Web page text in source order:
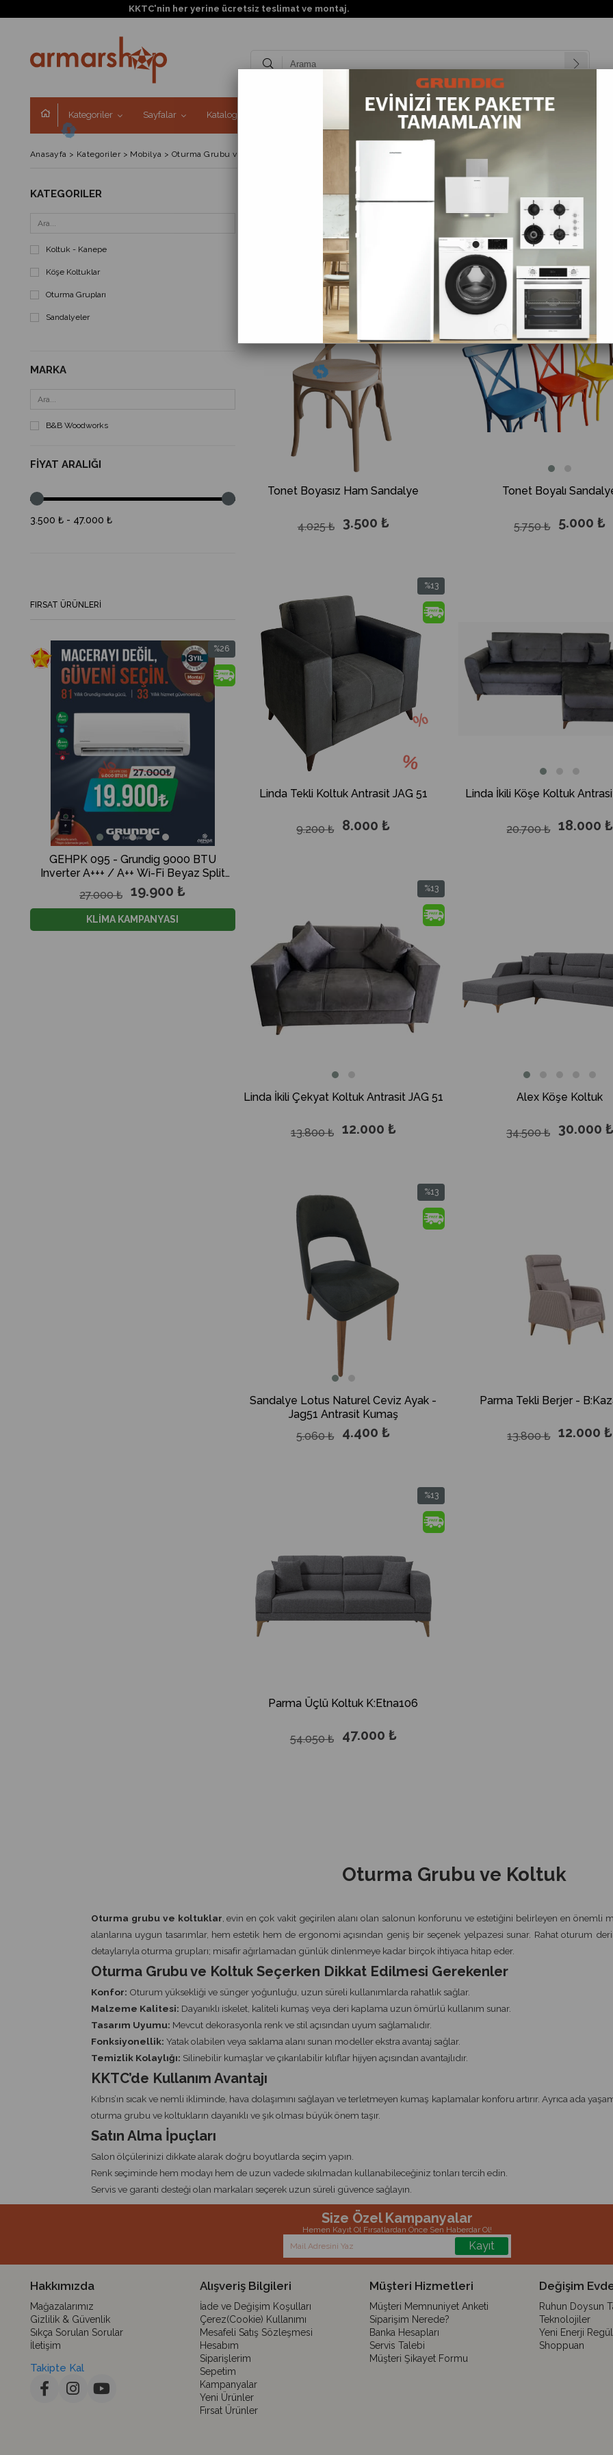
Kategoriler Sayfalar Kataloglar Teknolojiler Müşteri Hizmetleri
Anasayfa > Kategoriler> Mobilya > Oturma Grubu ve Koltuk
KATEGORILER
Koltuk - Kanepe
Köşe Koltuklar
Oturma Grupları
Sandalyeler
MARKA
B&B Woodworks
FIYAT ARALIĞI
3.500 ₺ - 47.000 ₺
FIRSAT ÜRÜNLERI
GEHPK 095 - Grundig 9000 BTU
Inverter A+++ / A++ Wi-Fi Beyaz Split
Klima
19.900 ₺
27.000 ₺
%26
İndirim
%26İndirim
KLİMA KAMPANYASI KLİMA KAMPANYASI
ÜRÜN ADINA GÖRE (A>Z)
Tonet Boyasız Ham Sandalye
3.500 ₺
4.025 ₺
Tonet Boyalı
5.000 ₺
5.750 ₺
Linda Tekli Koltuk Antrasit JAG 51
8.000 ₺
9.200 ₺
%13
İndirim
%13İndirim
Linda İkili Köşe Koltuk
18.000 ₺
20.700 ₺
Linda İkili Çekyat Koltuk Antrasit JAG 51
12.000 ₺
13.800 ₺
%13
İndirim
%13İndirim
Alex Köşe Koltuk
30.000 ₺
34.500 ₺
Sandalye Lotus Naturel Ceviz Ayak -
Jag51 Antrasit Kumaş
4.400 ₺
5.060 ₺
%13
İndirim
%13İndirim
Parma Tekli Berjer -
12.000 ₺
13.800 ₺
Parma Üçlü Koltuk K:Etna106
47.000 ₺
54.050 ₺
%13
İndirim
%13İndirim
Oturma Grubu ve Koltuk
Oturma grubu ve koltuklar , evin en çok vakit geçirilen alanı olan salonun konforunu ve estetiğini belirleyen en önemli
alanlarına uygun tasarımlar, hem estetik hem de ergonomi açısından geniş bir seçenek yelpazesi sunar. Rahat oturum
detaylarıyla oturma grupları; misafir ağırlamadan günlük dinlenmeye kadar birçok ihtiyaca hitap eder.
Oturma Grubu ve Koltuk Seçerken Dikkat Edilmesi Gerekenler
Konfor: Oturum yüksekliği ve sünger yoğunluğu, uzun süreli kullanımlarda rahatlık sağlar.
Malzeme Kalitesi: Dayanıklı iskelet, kaliteli kumaş veya deri kaplama uzun ömürlü kullanım sunar.
Tasarım Uyumu: Mevcut dekorasyonla renk ve stil açısından uyum sağlamalıdır.
Fonksiyonellik: Yatak olabilen veya saklama alanı sunan modeller ekstra avantaj sağlar.
Temizlik Kolaylığı: Silinebilir kumaşlar ve çıkarılabilir kılıflar hijyen açısından avantajlıdır.
KKTC’de Kullanım Avantajı
Kıbrıs’ın sıcak ve nemli ikliminde, hava dolaşımını sağlayan ve terletmeyen kumaş kaplamalar konforu artırır. Ayrıca ada
oturma grubu ve koltukların dayanıklı ve şık olması büyük önem taşır.
Satın Alma İpuçları
Salon ölçülerinizi dikkate alarak doğru boyutlarda seçim yapın.
Renk seçiminde hem modayı hem de uzun vadede sıkılmadan kullanabileceğiniz tonları tercih edin.
Servis ve garanti desteği olan markaları seçerek uzun süreli güvence sağlayın.
Size Özel Kampanyalar
Hemen Kayıt Ol Fırsatlardan Önce Sen Haberdar Ol!
Kayıt
Hakkımızda
Mağazalarımız
Gizlilik & Güvenlik
Sıkça Sorulan Sorular
İletişim
Takipte Kal
Alışveriş Bilgileri
İade ve Değişim Koşulları
Çerez(Cookie) Kullanımı
Mesafeli Satış Sözleşmesi
Hesabım
Siparişlerim
Sepetim
Kampanyalar
Yeni Ürünler
Fırsat Ürünler
Müşteri Hizmetleri
Müşteri Memnuniyet Anketi
Siparişim Nerede?
Banka Hesapları
Servis Talebi
Müşteri Şikayet Formu
Değişim
Ruhun Doysun
Teknolojiler
Yeni Enerji
Shoppuan